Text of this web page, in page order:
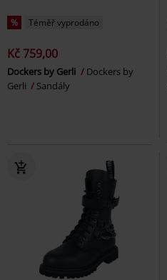
% Téměř vyprodáno
Kč 759,00
Dockers by Gerli
Dockers by
Gerli
Sandály